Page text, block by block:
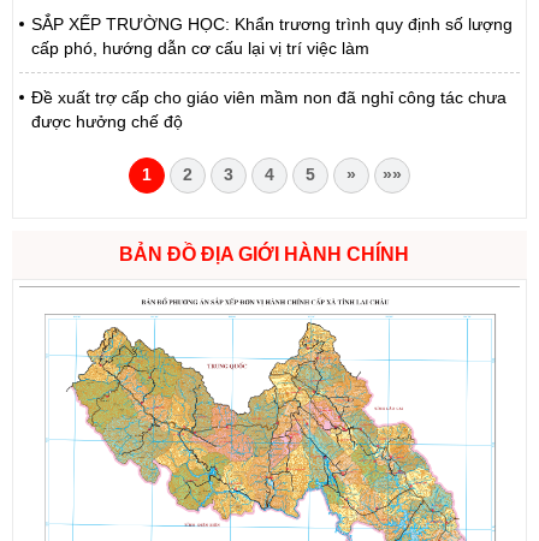
SẮP XẾP TRƯỜNG HỌC: Khẩn trương trình quy định số lượng
cấp phó, hướng dẫn cơ cấu lại vị trí việc làm
Đề xuất trợ cấp cho giáo viên mầm non đã nghỉ công tác chưa
được hưởng chế độ
1 2 3 4 5 » »»
BẢN ĐỒ ĐỊA GIỚI HÀNH CHÍNH